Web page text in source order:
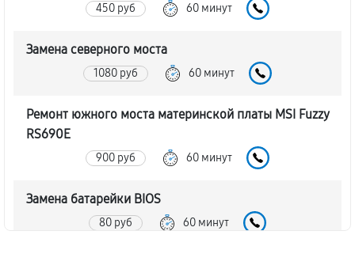
450 руб 60 минут
Замена северного моста
1080 руб 60 минут
Ремонт южного моста материнской платы MSI Fuzzy
RS690E
900 руб 60 минут
Замена батарейки BIOS
80 руб 60 минут